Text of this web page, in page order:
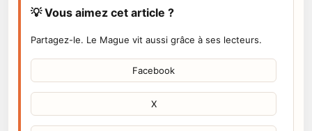
💡 Vous aimez cet article ?
Partagez-le. Le Mague vit aussi grâce à ses lecteurs.
Facebook
X